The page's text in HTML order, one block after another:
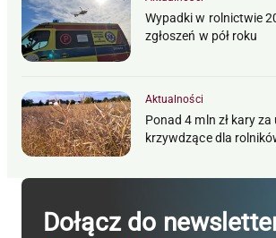
Wypadki w rolnictwie
zgłoszeń w pół roku
Aktualności
Ponad 4 mln zł kary
krzywdzące dla
Dołącz do